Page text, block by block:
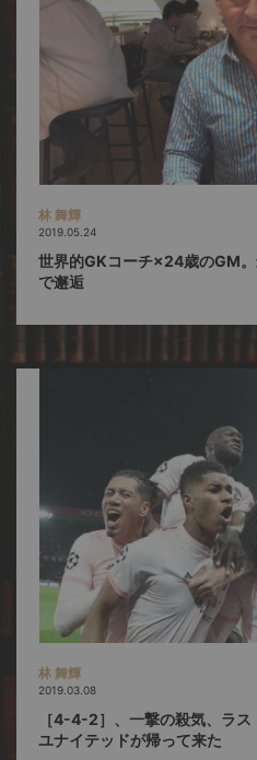
林 舞輝
2019.05.24
世界的GKコーチ×24歳のGM
で邂逅
林 舞輝
2019.03.08
［4-4-2］、一撃の殺気、ラ
ユナイテッドが帰って来た